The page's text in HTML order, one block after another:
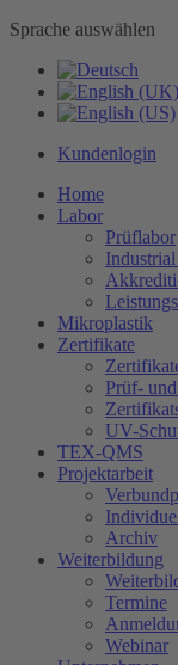
Sprache auswählen
Kundenlogin
Home
Labor
Prüflabor
Mikroplastik
Zertifikate
Prüf-
UV-
TEX-QMS
Projektarbeit
Archiv
Weiterbildung
Termine
Webinar